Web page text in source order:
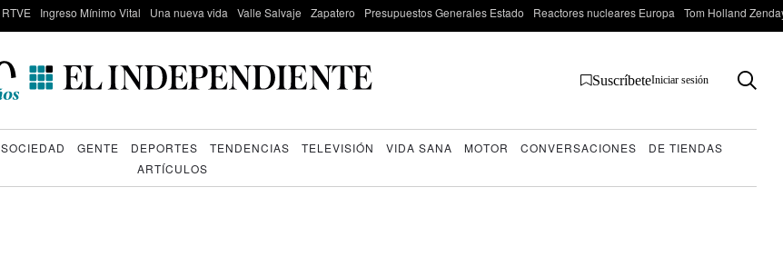
RTVE Ingreso Mínimo Vital Una nueva vida Valle Salvaje Zapatero Presupuestos Generales Estado Reactores nucleares Europa Tom Holland
SuscríbeteIniciar sesión
SOCIEDAD GENTE DEPORTES TENDENCIAS TELEVISIÓN VIDA SANA MOTOR CONVERSACIONES
DE TIENDAS
ARTÍCULOS